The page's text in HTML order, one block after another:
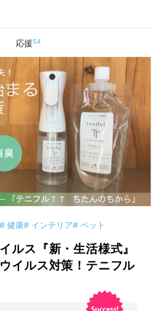
応援54
# 健康# インテリア# ペット
ルス『新・生活様式』
イルス対策！テニフル